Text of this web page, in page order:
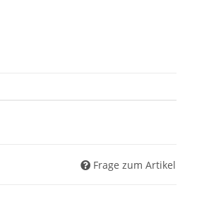
Frage zum Artikel